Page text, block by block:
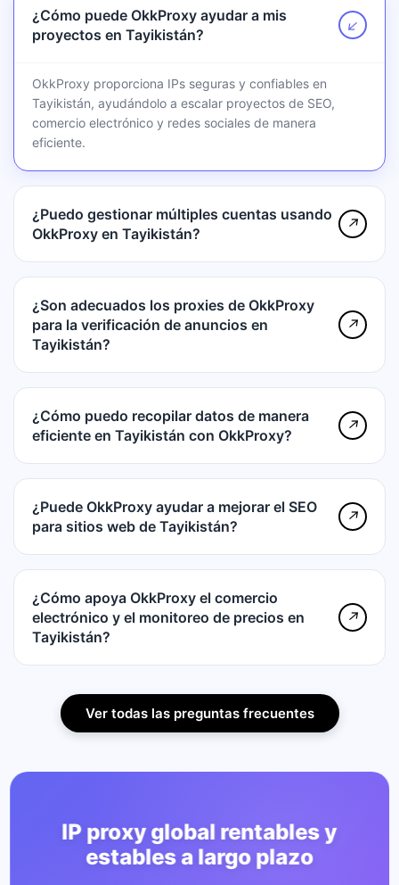
¿Cómo puede OkkProxy ayudar a mis
proyectos en Tayikistán?
↗
OkkProxy proporciona IPs seguras y confiables en
Tayikistán, ayudándolo a escalar proyectos de SEO,
comercio electrónico y redes sociales de manera
eficiente.
¿Puedo gestionar múltiples cuentas usando
OkkProxy en Tayikistán?
↗
¿Son adecuados los proxies de OkkProxy
para la verificación de anuncios en
Tayikistán?
↗
¿Cómo puedo recopilar datos de manera
eficiente en Tayikistán con OkkProxy?
↗
¿Puede OkkProxy ayudar a mejorar el SEO
para sitios web de Tayikistán?
↗
¿Cómo apoya OkkProxy el comercio
electrónico y el monitoreo de precios en
Tayikistán?
↗
Ver todas las preguntas frecuentes
IP proxy global rentables y
estables a largo plazo